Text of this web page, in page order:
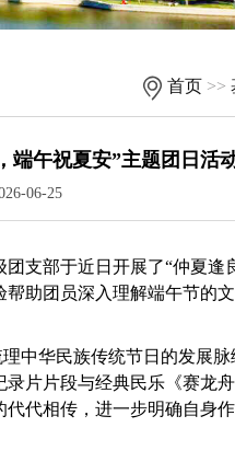
首页 >>
端午祝夏安”主题团日活
06-25
团支部于近日开展了“仲夏逢
助团员深入理解端午节的
中华民族传统节日的发展
片片段与经典民乐《赛龙
代相传，进一步明确自身